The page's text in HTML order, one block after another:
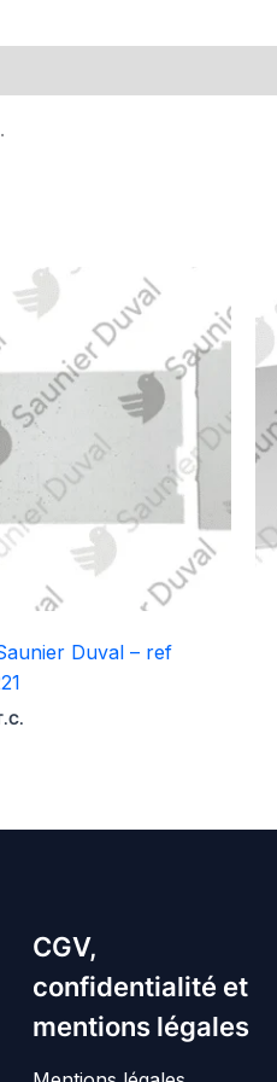
Duval – ref
CGV,
confidentialité et
mentions légales